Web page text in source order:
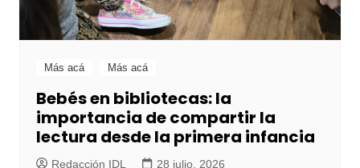
Más acá Más acá
Bebés en bibliotecas: la
importancia de compartir la
lectura desde la primera infancia
Redacción IDL 28 julio, 2026